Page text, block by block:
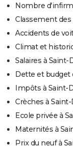
Nombre
Classement
Accidents de
Climat et
Salaires à
Dette et
Impôts à Saint-
Crèches à
Ecole privée à
Maternités à
Prix du neuf à